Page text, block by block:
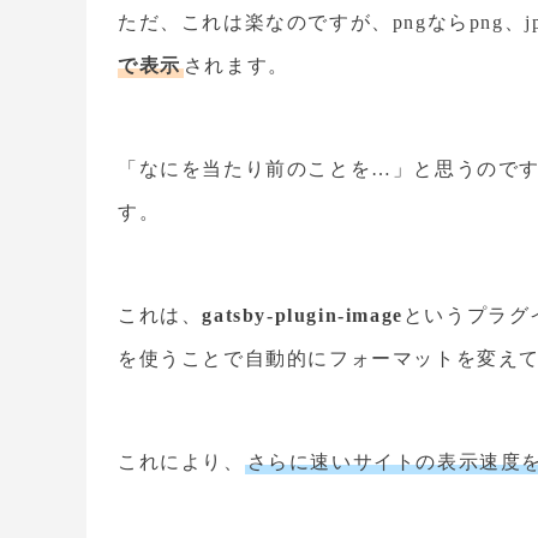
ただ、これは楽なのですが、pngならpng、
で表示されます。
「なにを当たり前のことを…」と思うので
す。
これは、gatsby-plugin-image というプラ
を使うことで自動的にフォーマットを変え
これにより、 さらに速いサイトの表示速度